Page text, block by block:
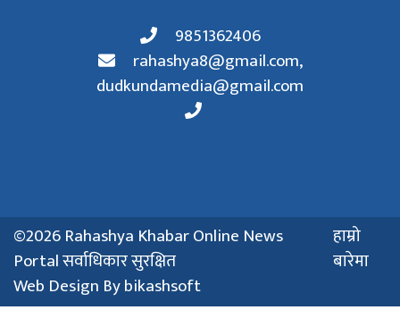
9851362406
rahashya8@gmail.com,
dudkundamedia@gmail.com
©2026 Rahashya Khabar Online News
Portal सर्वाधिकार सुरक्षित
हाम्रो
बारेमा
Web Design Bybikashsoft